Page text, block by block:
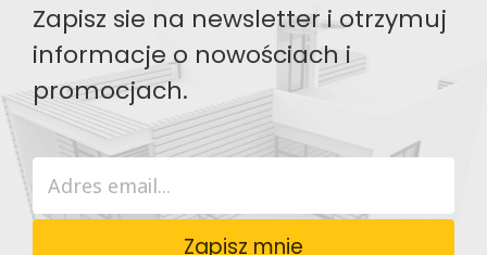
Zapisz sie na newsletter i otrzymuj
informacje o nowościach i
promocjach.
Zapisz mnie